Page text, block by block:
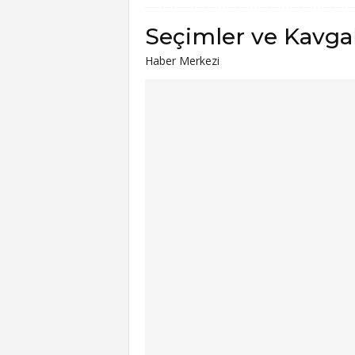
Seçimler ve
Haber Merkezi